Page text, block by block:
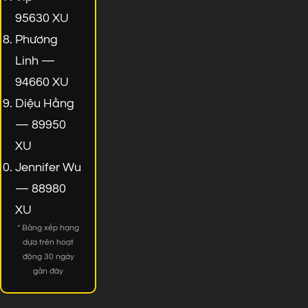
95630 XU
Phương
Linh —
94660 XU
Diệu Hằng
— 89950
XU
Jennifer Wu
— 88980
XU
* Bảng xếp hạng
dựa trên hoạt
động 30 ngày
gần đây